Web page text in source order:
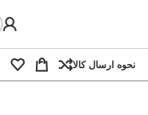
نحوه ارسال کالا